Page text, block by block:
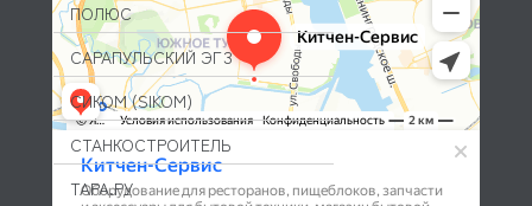
ПОЛЮС
САРАПУЛЬСКИЙ ЭГЗ
СИКОМ (SIKOM)
СТАНКОСТРОИТЕЛЬ
ТАРА.РУ